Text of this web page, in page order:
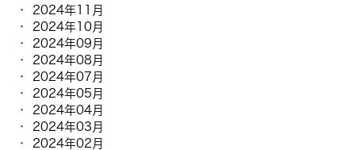
2024年11月
2024年10月
2024年09月
2024年08月
2024年07月
2024年05月
2024年04月
2024年03月
2024年02月